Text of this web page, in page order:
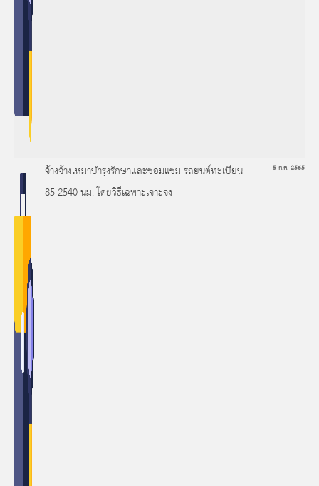
จ้างจ้างเหมาบำรุงรักษาและซ่อมแซม รถยนต์ทะเบียน
85-2540 นม. โดยวิธีเฉพาะเจาะจง
5 ก.ค. 2565